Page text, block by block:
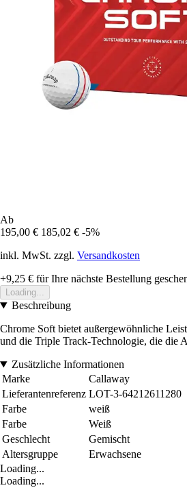
Ab
195,00 € 185,02 € -5%
inkl. MwSt. zzgl. Versandkosten
+9,25 € für Ihre nächste Bestellung
Loading...
Beschreibung
Chrome Soft bietet außergewöhnliche
und die Triple Track-Technologie, die die
Zusätzliche Informationen
Marke
Callaway
Lieferantenreferenz LOT-3-64212611280
Farbe
weiß
Farbe
Weiß
Geschlecht
Gemischt
Altersgruppe
Erwachsene
Loading...
Loading...